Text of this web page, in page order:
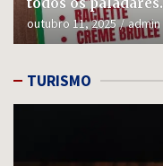
todos os paladares.
outubro 11, 2025 admin
TURISMO